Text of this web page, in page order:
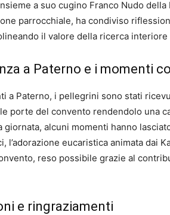
a suo cugino Franco Nudo
parrocchiale, ha condiviso
il valore della ricerca interiore
a Paterno e i momenti
a Paterno, i pellegrini sono stati
porte del convento rendendolo una
giornata, alcuni momenti hanno
l’adorazione eucaristica animata dai
reso possibile grazie al
e ringraziamenti